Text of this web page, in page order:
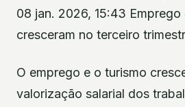
08 jan. 2026, 15:43
cresceram no terceiro
O emprego e o turismo
valorização salarial dos